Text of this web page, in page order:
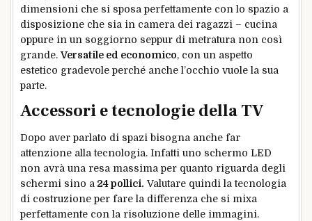
dimensioni che si sposa perfettamente con lo spazio a
disposizione che sia in camera dei ragazzi – cucina
oppure in un soggiorno seppur di metratura non così
grande.Versatile ed economico, con un aspetto
estetico gradevole perché anche l’occhio vuole la sua
parte.
Accessori e tecnologie della TV
Dopo aver parlato di spazi bisogna anche far
attenzione alla tecnologia. Infatti uno schermo LED
non avrà una resa massima per quanto riguarda degli
schermi sino a 24 pollici. Valutare quindi la tecnologia
di costruzione per fare la differenza che si mixa
perfettamente con la risoluzione delle immagini.